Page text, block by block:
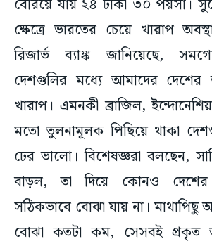
বেরিয়ে যায় ২৪ টাকা ৩০ পয়সা।
ক্ষেত্রে ভারতের চেয়ে খারাপ
রিজার্ভ ব্যাঙ্ক জানিয়েছে,
দেশগুলির মধ্যে আমাদের দেশের
খারাপ। এমনকী ব্রাজিল,
মতো তুলনামূলক পিছিয়ে থাকা
ঢের ভালো। বিশেষজ্ঞরা বলছেন,
বাড়ল, তা দিয়ে কোনও দেশের
সঠিকভাবে বোঝা যায় না। মাথাপিছু
বোঝা কতটা কম, সেসবই প্রকৃত